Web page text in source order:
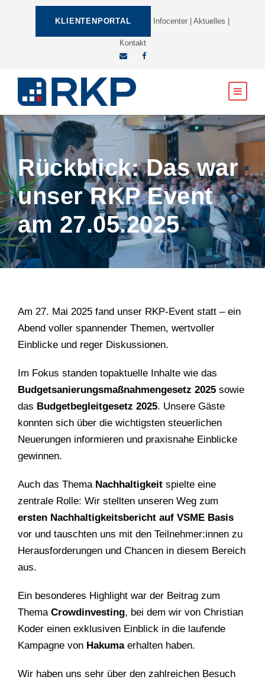
KLIENTENPORTAL Infocenter| Aktuelles
Kontakt
Rückblick: Das war
unser RKP Event
am 27.05.2025
Am 27. Mai 2025 fand unser RKP-Event statt – ein
Abend voller spannender Themen, wertvoller
Einblicke und reger Diskussionen.
Im Fokus standen topaktuelle Inhalte wie das
Budgetsanierungsmaßnahmengesetz 2025 sowie
das Budgetbegleitgesetz 2025. Unsere Gäste
konnten sich über die wichtigsten steuerlichen
Neuerungen informieren und praxisnahe Einblicke
gewinnen.
Auch das Thema Nachhaltigkeit spielte eine
zentrale Rolle: Wir stellten unseren Weg zum
ersten Nachhaltigkeitsbericht auf VSME Basis
vor und tauschten uns mit den Teilnehmer:innen zu
Herausforderungen und Chancen in diesem Bereich
aus.
Ein besonderes Highlight war der Beitrag zum
Thema Crowdinvesting, bei dem wir von Christian
Koder einen exklusiven Einblick in die laufende
Kampagne von Hakumaerhalten haben.
Wir haben uns sehr über den zahlreichen Besuch